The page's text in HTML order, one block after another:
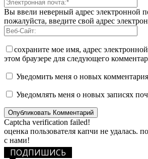
Вы ввели неверный адрес электронной
пожалуйста, введите свой адрес
сохраните мое имя, адрес
этом браузере для следующего
Уведомить меня о новых
Уведомлять меня о новых записях
Captcha verification failed!
оценка пользователя капчи не удалась.
с нами!
ПОДПИШИСЬ